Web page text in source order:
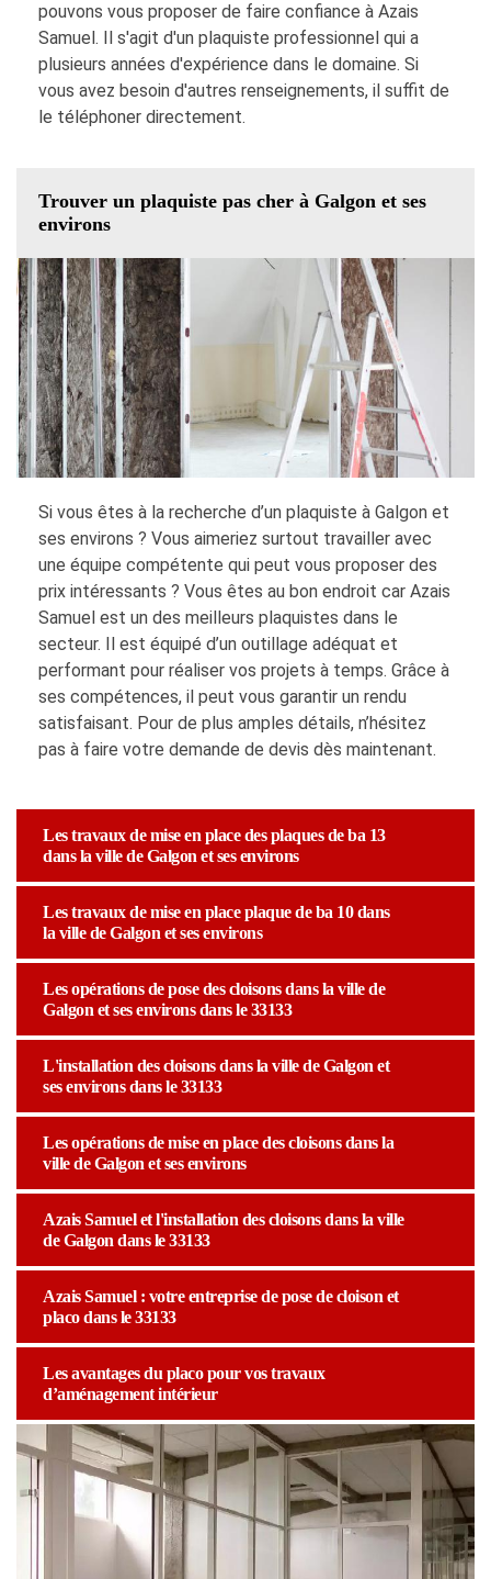
pouvons vous proposer de faire confiance à Azais
Samuel. Il s'agit d'un plaquiste professionnel qui a
plusieurs années d'expérience dans le domaine. Si
vous avez besoin d'autres renseignements, il suffit de
le téléphoner directement.
Trouver un plaquiste pas cher à Galgon et ses
environs
Si vous êtes à la recherche d’un plaquiste à Galgon et
ses environs ? Vous aimeriez surtout travailler avec
une équipe compétente qui peut vous proposer des
prix intéressants ? Vous êtes au bon endroit car Azais
Samuel est un des meilleurs plaquistes dans le
secteur. Il est équipé d’un outillage adéquat et
performant pour réaliser vos projets à temps. Grâce à
ses compétences, il peut vous garantir un rendu
satisfaisant. Pour de plus amples détails, n’hésitez
pas à faire votre demande de devis dès maintenant.
Les travaux de mise en place des plaques de ba 13
dans la ville de Galgon et ses environs
Les travaux de mise en place plaque de ba 10 dans
la ville de Galgon et ses environs
Les opérations de pose des cloisons dans la ville de
Galgon et ses environs dans le 33133
L'installation des cloisons dans la ville de Galgon et
ses environs dans le 33133
Les opérations de mise en place des cloisons dans la
ville de Galgon et ses environs
Azais Samuel et l'installation des cloisons dans la ville
de Galgon dans le 33133
Azais Samuel : votre entreprise de pose de cloison et
placo dans le 33133
Les avantages du placo pour vos travaux
d’aménagement intérieur